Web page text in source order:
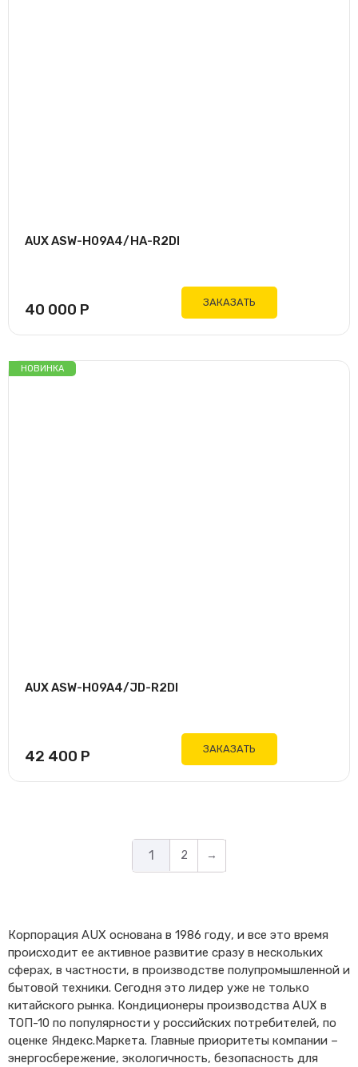
AUX ASW-H09A4/HA-R2DI
40 000 Р ЗАКАЗАТЬ
НОВИНКА
AUX ASW-H09A4/JD-R2DI
42 400 Р ЗАКАЗАТЬ
1 2 →
Корпорация AUX основана в 1986 году, и все это время
происходит ее активное развитие сразу в нескольких
сферах, в частности, в производстве полупромышленной и
бытовой техники. Сегодня это лидер уже не только
китайского рынка. Кондиционеры производства AUX в
ТОП-10 по популярности у российских потребителей, по
оценке Яндекс.Маркета. Главные приоритеты компании –
энергосбережение, экологичность, безопасность для